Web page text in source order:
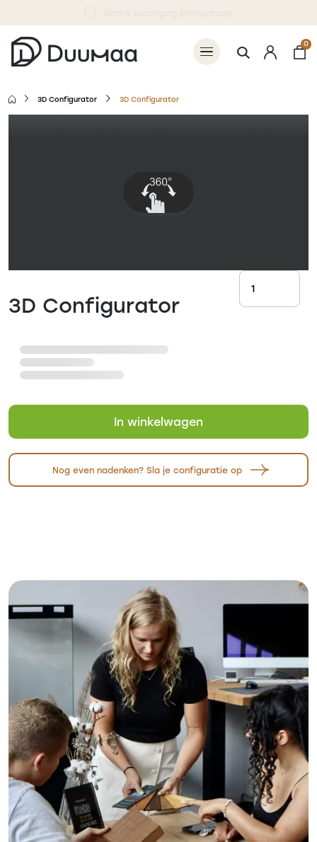
0
3D Configurator 3D Configurator
3D Configurator
In winkelwagen
Nog even nadenken? Sla je configuratie op